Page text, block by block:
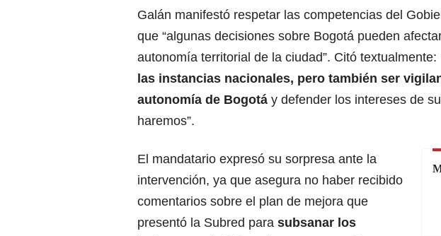
Galán manifestó respetar las competencias del
que “algunas decisiones sobre Bogotá pueden
autonomía territorial de la ciudad”. Citó textualmente:
las instancias nacionales, pero también ser
autonomía de Bogotá y defender los intereses de
haremos”.
El mandatario expresó su sorpresa ante la
intervención, ya que asegura no haber recibido
comentarios sobre el plan de mejora que
presentó la Subred para subsanar los